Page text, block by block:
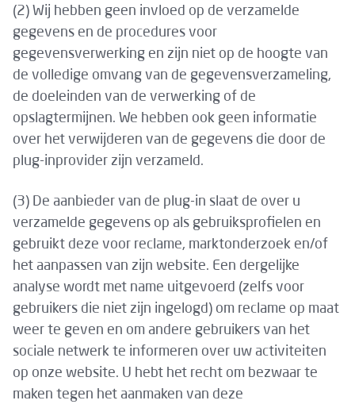
(2) Wij hebben geen invloed op de verzamelde
gegevens en de procedures voor
gegevensverwerking en zijn niet op de hoogte van
de volledige omvang van de gegevensverzameling,
de doeleinden van de verwerking of de
opslagtermijnen. We hebben ook geen informatie
over het verwijderen van de gegevens die door de
plug-inprovider zijn verzameld.
(3) De aanbieder van de plug-in slaat de over u
verzamelde gegevens op als gebruiksprofielen en
gebruikt deze voor reclame, marktonderzoek en/of
het aanpassen van zijn website. Een dergelijke
analyse wordt met name uitgevoerd (zelfs voor
gebruikers die niet zijn ingelogd) om reclame op maat
weer te geven en om andere gebruikers van het
sociale netwerk te informeren over uw activiteiten
op onze website. U hebt het recht om bezwaar te
maken tegen het aanmaken van deze